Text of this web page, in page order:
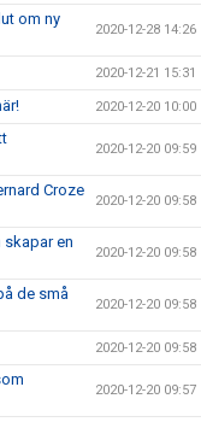
om ny
2020-12-28 14:26
2020-12-21 15:31
2020-12-20 10:00
2020-12-20 09:59
Croze
2020-12-20 09:58
skapar en
2020-12-20 09:58
de små
2020-12-20 09:58
2020-12-20 09:58
2020-12-20 09:57